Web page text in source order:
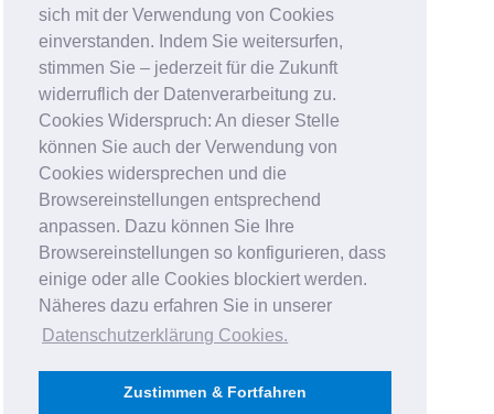
sich mit der Verwendung von Cookies
einverstanden. Indem Sie weitersurfen,
stimmen Sie – jederzeit für die Zukunft
widerruflich der Datenverarbeitung zu.
Cookies Widerspruch: An dieser Stelle
können Sie auch der Verwendung von
Cookies widersprechen und die
Browsereinstellungen entsprechend
anpassen. Dazu können Sie Ihre
Browsereinstellungen so konfigurieren, dass
einige oder alle Cookies blockiert werden.
Näheres dazu erfahren Sie in unserer
Datenschutzerklärung Cookies.
Zustimmen & Fortfahren